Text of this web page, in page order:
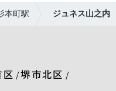
本町駅 ジュネス山之内
/堺市北区 /